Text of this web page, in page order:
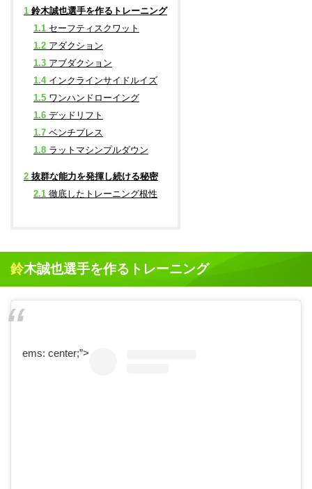
1 鈴木誠也選手を作るトレーニング
1.1 セーフティスクワット
1.2 アダクション
1.3 アブダクション
1.4インクラインサイドルイズ
1.5 ワンハンドローイング
1.6 デッドリフト
1.7 ベンチプレス
1.8 ラットマシンプルダウン
2 抜群な能力を発揮し続ける秘密
2.1 徹底したトレーニング根性
鈴木誠也選手を作るトレーニング
ems: center;”>